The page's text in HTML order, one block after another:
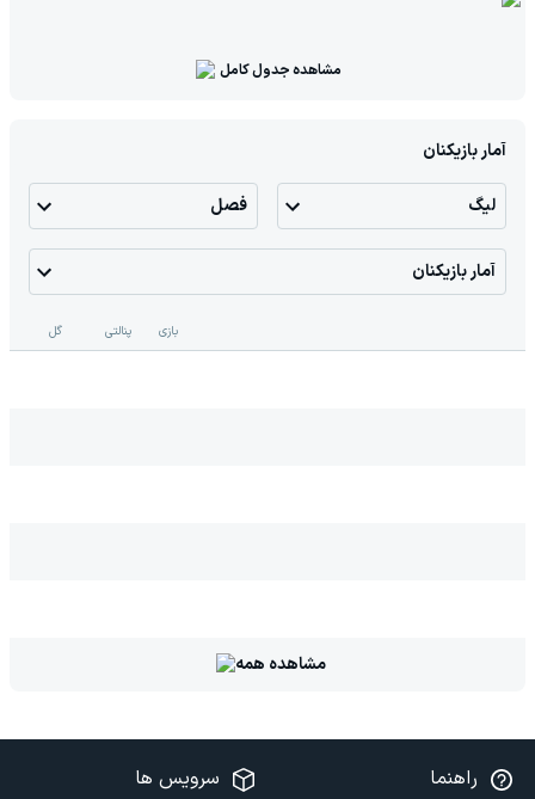
مشاهده جدول کامل
آمار بازیکنان
لیگ فصل
آمار بازیکنان
بازی پنالتی گل
مشاهده همه
راهنما سرویس ها